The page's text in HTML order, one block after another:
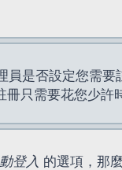
員是否設定您需
只需要花您少許
登入 的選項，那